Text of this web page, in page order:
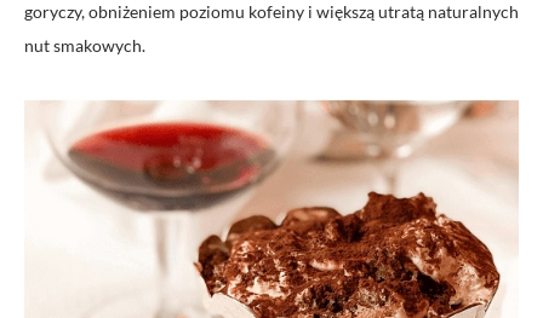
goryczy, obniżeniem poziomu kofeiny i większą utratą naturalnych
nut smakowych.